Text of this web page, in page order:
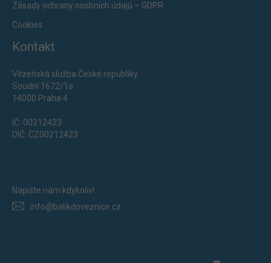
Zásady ochrany osobních údajů – GDPR
Cookies
Kontakt
Vězeňská služba České republiky
Soudní 1672/1a
14000 Praha 4
IČ: 00212423
DIČ: CZ00212423
Napište nám kdykoliv!
info@balikdoveznice.cz